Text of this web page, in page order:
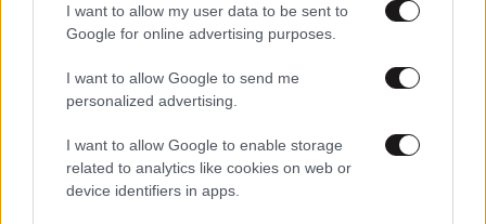
I want to allow my user data to be sent to
Google for online advertising purposes.
I want to allow Google to send me
personalized advertising.
I want to allow Google to enable storage
related to analytics like cookies on web or
device identifiers in apps.